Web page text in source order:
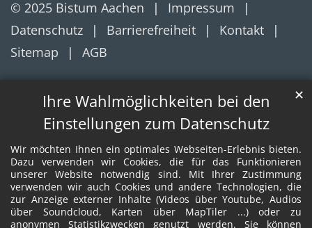
Ihre Wahlmöglichkeiten bei den
Einstellungen zum Datenschutz
Wir möchten Ihnen ein optimales Webseiten-Erlebnis bieten.
Dazu verwenden wir Cookies, die für das Funktionieren
unserer Website notwendig sind. Mit Ihrer Zustimmung
verwenden wir auch Cookies und andere Technologien, die
zur Anzeige externer Inhalte (Videos über Youtube, Audios
über Soundcloud, Karten über MapTiler ...) oder zu
anonymen Statistikzwecken genutzt werden. Sie können
✕
© 2025 Bistum Aachen
Impressum
Datenschutz
Barrierefreiheit
Kontakt
Sitemap
AGB